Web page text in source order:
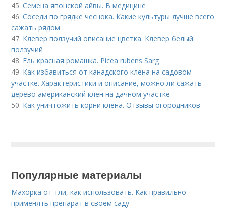
45.Семена японской айвы. В медицине
46.Соседи по грядке чеснока. Какие культуры лучше всего
сажать рядом
47. Клевер ползучий описание цветка. Клевер белый
ползучий
48. Ель красная ромашка. Picea rubens Sarg
49. Как избавиться от канадского клена на садовом
участке. Характеристики и описание, можно ли сажать
дерево американский клен на дачном участке
50. Как уничтожить корни клена. Отзывы огородников
Популярные материалы
Махорка от тли, как использовать. Как правильно
применять препарат в своём саду